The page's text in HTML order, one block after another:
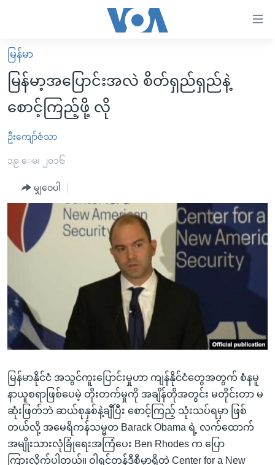
လွယ်ကူ
စေ
များ
ပင်မ
ကြည့်
ရန်
ညွန်း
စာမျက်နှာ
သို့
ကျော်
ရန်
ရှာဖွေ
ရန်
နေရာ
သို့
ကျော်
မူလစာမျက်နှာ
မြန်မာ
ကမ္ဘာ့သတင်းများ
နိုင်ငံတကာ
အစ္စရေး-ပါလက်စတိုင်း
ဗွီဒီယို
သတင်းလွတ်လပ်ခွင့်
အင်္ဂလိပ်စာလေ့လာမယ်
အမေရိကန်သုံးအီဒီယံ
မကြေးမုံရဲ့ အင်္ဂလိပ်စာ
သုတပဒေသာ အင်္ဂလိပ်စာ
အပတ်စဉ်ကဏ္ဍများ
ရေဒီယို
ရေဒီယိုနှင့်ရုပ်သံ အချက်အလက်များ
Learning English
ဗွီအိုအေ လူမှုကွန်ယက်များ
ဘာသာစကားများ
မြန်မာ
မြန်မာ့အပြောင်းအလဲ စိတ်ရှည်ရှည်နဲ့
စောင့်ကြည့်ဖို့ လို
ဦးကျော်ဇံသာ
၁၉ ေမ၊ ၂၀၁၆
မျှဝေပါ
မြန်မာနိုင်ငံ အသွင်ကူးပြောင်းမှုဟာ ကျန်နိုင်ငံတွေအတွက် စံနမူ
နာယူစရာဖြစ်ပေမဲ့ တိုးတက်မှုကို အချိန်တိုအတွင်း မတိုင်းတာ မ
ဆုံးဖြတ်ဘဲ ဆယ်စုနှစ်နဲ့ချီပြီး စောင့်ကြည့် သုံးသပ်ရမှာ ဖြစ်
တယ်လို့ အမေရိကန်သမ္မတ Barack Obama ရဲ့ လက်ထောက်
အမျိုးသားလုံခြုံရေးအကြံပေး Ben Rhodes က ပြော
ကြားလိုက်ပါတယ်။ ဝါရှင်တန်ဒီစီမှာရှိတဲ့ Center for a New